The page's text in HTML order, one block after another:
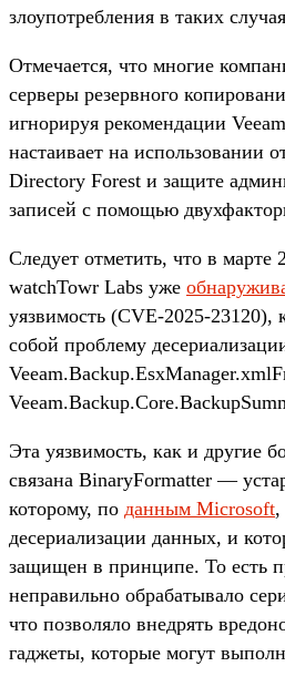
злоупотребления в таких
Отмечается, что многие
серверы резервного
игнорируя рекомендации
настаивает на использовании
Directory Forest и защите
записей с помощью
Следует отметить, что в марте
watchTowr Labs уже
уязвимость (CVE-2025-23120),
собой проблему
Эта уязвимость, как и другие
связана BinaryFormatter —
которому, по данным Microsoft,
десериализации данных, и
защищен в принципе. То есть
неправильно обрабатывало
что позволяло внедрять
гаджеты, которые могут